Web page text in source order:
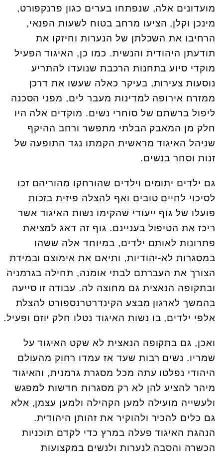
מועדונים אלה, שנפתחו בערים כגון פרנקפורט,
מינכן וקלן, הציעו מרחב בטוח לשעות הפנאי,
הרחיבו את השכלתן של הנערות וחיזקו את
תודעתן היהודית והנשית. כמו כן, האיגוד הפעיל
מוקדי סיוע בתחנות הרכבת שנועדו להתריע
נוסעות צעירות, בעיקר כאלה שעשו את דרכן
ממזרח אירופה למדינות מעבר לים, מפני הסכנה
ליפול ברשתם של סוחרי נשים. מוקדים אלה היו
חלק מן המאבק הבלתי מתפשר ורחב ההיקף
שניהל האיגוד מראשית הקמתו נגד התופעה של
זנות וסחר בנשים.
גם ילדים יתומים וילדים שהורחקו מהוריהם זכו
לסיכוי לחיים טובים ואף להצלה פיזית בזכות
פועלו של גוף ייעודי שהקימו נשות האיגוד אשר
ריכז את הטיפול בעניינם. גוף זה דאג למציאת
פתרונות לאותם ילדים, במיוחד אלה ששהו
במסגרות לא-יהודיות, ותיאם את אימוצם ובמידת
הצורך את העברתם לבתי אומנה, תחילה בגרמניה
ובתקופה הנאצית גם מחוצה לה. עבודה זו סייעה
בהמשך לארגון מבצע הקינדרטרנספורט להצלת
אלפי ילדים, בו נשות האיגוד נטלו חלק יוזם ופעיל.
ואכן, גם בתקופה הנאצית לא שקט האיגוד על
שמריו. נשים רבות שעד אז עמדו רחוק מהעולם
היהודי נפלטו עתה מכל מסגרת גרמנית, והאיגוד
מיהר להציע להן לא רק מסגרות חדשות למפגש
ולעשייה מועילה למען הקהילה ולמען עצמן, אלא
גם כלים להכיר ולהוקיר את זהותן היהודית.
הנהגת האיגוד פעלה במרץ כדי לקדם תוכניות
הכשרה והסבה לנערות ולנשים במקצועות